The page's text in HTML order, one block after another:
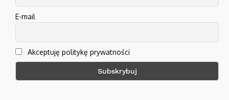
E-mail
Akceptuję politykę prywatności